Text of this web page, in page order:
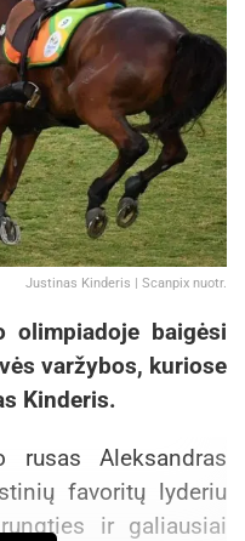
Justinas Kinderis | Scanpix nuotr.
olimpiadoje baigėsi
varžybos, kuriose
Kinderis.
rusas Aleksandras
favoritų lyderiu
ir galiausiai